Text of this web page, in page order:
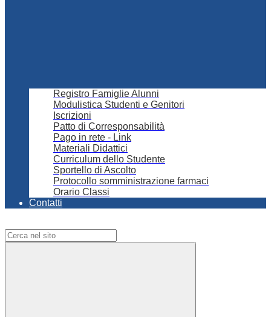
Registro Famiglie Alunni
Modulistica Studenti e Genitori
Iscrizioni
Patto di Corresponsabilità
Pago in rete - Link
Materiali Didattici
Curriculum dello Studente
Sportello di Ascolto
Protocollo somministrazione farmaci
Orario Classi
Contatti